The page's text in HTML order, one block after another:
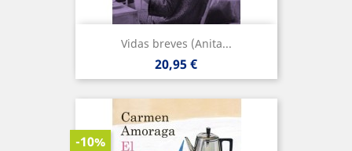
Vidas breves (Anita...
Precio
20,95 €
-10%